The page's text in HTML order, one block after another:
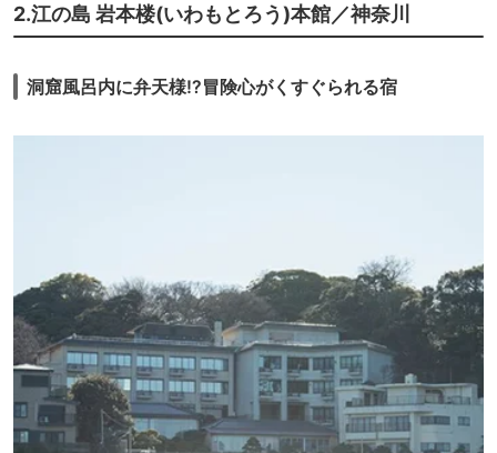
2.江の島 岩本楼(いわもとろう)本館／神奈川
洞窟風呂内に弁天様⁉冒険心がくすぐられる宿